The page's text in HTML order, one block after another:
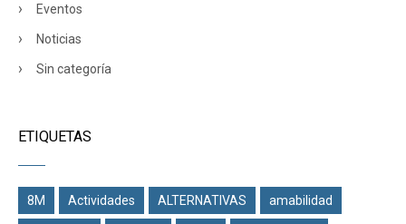
Eventos
Noticias
Sin categoría
ETIQUETAS
8M Actividades ALTERNATIVAS amabilidad